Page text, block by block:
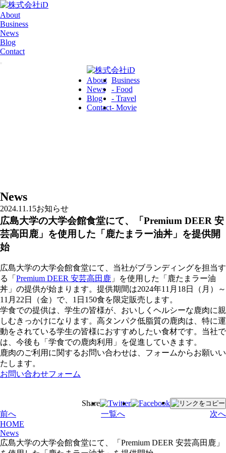
About
Business
News
Blog
Contact
About
News
Blog
Contact
Business
- Food
- Travel
- Movie
News
2024.11.15お知らせ
広島大学の大学会館食堂にて、「Premium DEER 安
芸高田鹿」を使用した「鹿たまラー油丼」を提供開
始
広島大学の大学会館食堂にて、当社がブランディングを担当す
る「 Premium DEER 安芸高田鹿 」を使用した「鹿たまラー油
丼」の提供が始まります。提供期間は2024年11月18日（月）～
11月22日（金）で、1日150食を限定販売します。
学食での提供は、学生の皆様が、おいしくヘルシーな鹿肉に親
しむきっかけになります。高タンパク低脂質の鹿肉は、特に運
動をされている学生の皆様におすすめしたい食材です。当社で
は、今後も「学食での鹿肉利用」を促進していきます。
鹿肉のご利用に関するお問い合わせは、フォームからお願いい
たします。
お問い合わせフォーム
Share
前へ
一覧へ
次へ
HOME
News
広島大学の大学会館食堂にて、「Premium DEER 安芸高田鹿」